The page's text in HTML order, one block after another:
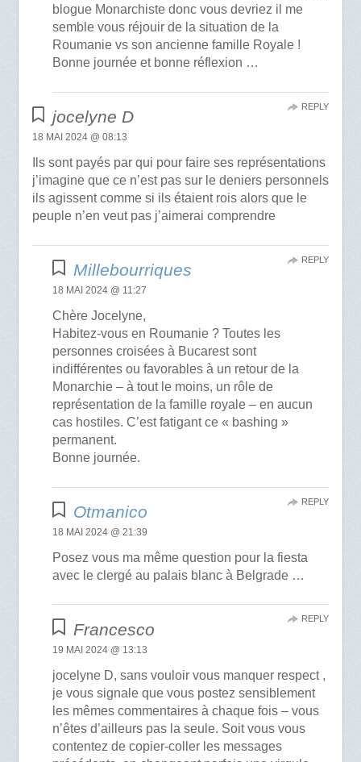
blogue Monarchiste donc vous devriez il me
semble vous réjouir de la situation de la
Roumanie vs son ancienne famille Royale !
Bonne journée et bonne réflexion …
jocelyne D
18 MAI 2024 @ 08:13
Ils sont payés par qui pour faire ses représentations
j’imagine que ce n’est pas sur le deniers personnels
ils agissent comme si ils étaient rois alors que le
peuple n’en veut pas j’aimerai comprendre
REPLY
Millebourriques
18 MAI 2024 @ 11:27
Chère Jocelyne,
Habitez-vous en Roumanie ? Toutes les
personnes croisées à Bucarest sont
indifférentes ou favorables à un retour de la
Monarchie – à tout le moins, un rôle de
représentation de la famille royale – en aucun
cas hostiles. C’est fatigant ce « bashing »
permanent.
Bonne journée.
REPLY
Otmanico
18 MAI 2024 @ 21:39
Posez vous ma même question pour la fiesta
avec le clergé au palais blanc à Belgrade …
REPLY
Francesco
19 MAI 2024 @ 13:13
jocelyne D, sans vouloir vous manquer respect ,
je vous signale que vous postez sensiblement
les mêmes commentaires à chaque fois – vous
n’êtes d’ailleurs pas la seule. Soit vous vous
contentez de copier-coller les messages
REPLY